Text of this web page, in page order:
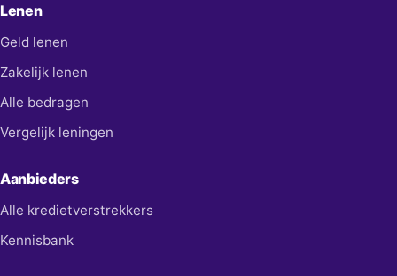
Lenen
Geld lenen
Zakelijk lenen
Alle bedragen
Vergelijk leningen
Aanbieders
Alle kredietverstrekkers
Kennisbank